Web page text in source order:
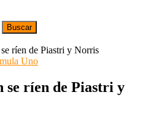
ríen de Piastri y Norris
Uno
se ríen de Piastri y